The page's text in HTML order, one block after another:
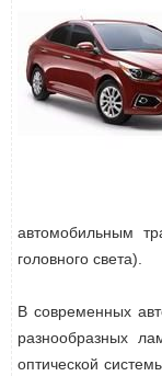
автомобильным
головного света).
В современных
разнообразных
оптической